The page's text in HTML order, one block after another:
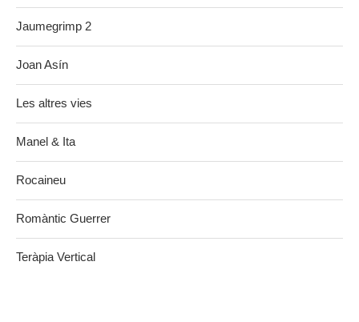
Jaumegrimp 2
Joan Asín
Les altres vies
Manel & Ita
Rocaineu
Romàntic Guerrer
Teràpia Vertical